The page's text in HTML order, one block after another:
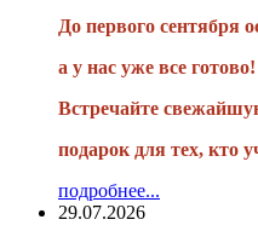
До первого сентября
а у нас уже все готово!
Встречайте
подарок для тех, кто
подробнее...
29.07.2026